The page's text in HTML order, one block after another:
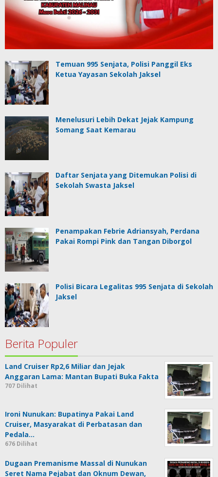
Temuan 995 Senjata, Polisi Panggil Eks
Ketua Yayasan Sekolah Jaksel
Menelusuri Lebih Dekat Jejak Kampung
Somang Saat Kemarau
Daftar Senjata yang Ditemukan Polisi di
Sekolah Swasta Jaksel
Penampakan Febrie Adriansyah, Perdana
Pakai Rompi Pink dan Tangan Diborgol
Polisi Bicara Legalitas 995 Senjata di Sekolah
Jaksel
Berita Populer
Land Cruiser Rp2,6 Miliar dan Jejak
Anggaran Lama: Mantan Bupati Buka Fakta
707 Dilihat
Ironi Nunukan: Bupatinya Pakai Land
Cruiser, Masyarakat di Perbatasan dan
Pedala…
676 Dilihat
Dugaan Premanisme Massal di Nunukan
Seret Nama Pejabat dan Oknum Dewan,